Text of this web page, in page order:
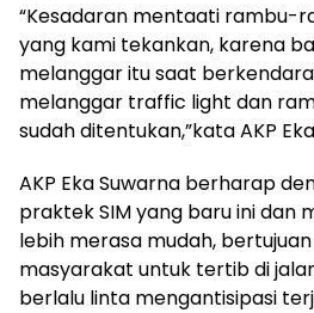
“Kesadaran mentaati rambu-
yang kami tekankan, karena
melanggar itu saat
melanggar traffic light dan
sudah ditentukan,”kata AKP
AKP Eka Suwarna berharap
praktek SIM yang baru ini dan
lebih merasa mudah,
masyarakat untuk tertib di
berlalu linta mengantisipasi